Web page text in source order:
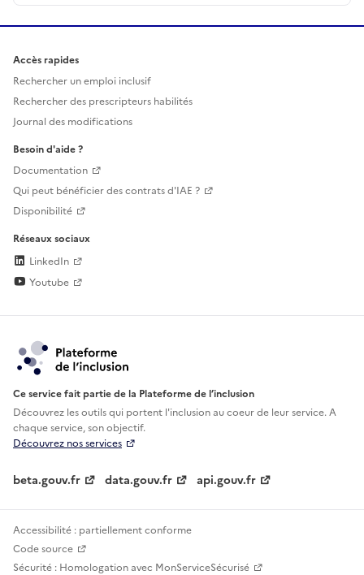
Accès rapides
Rechercher un emploi inclusif
Rechercher des prescripteurs habilités
Journal des modifications
Besoin d'aide ?
Documentation
Qui peut bénéficier des contrats d'IAE ?
Disponibilité
Réseaux sociaux
LinkedIn
Youtube
Ce service fait partie de la Plateforme de l’inclusion
Découvrez les outils qui portent l'inclusion aucoeur de leur service. A
chaque service, son objectif.
Découvrez nos services
beta.gouv.fr data.gouv.fr api.gouv.fr
Accessibilité : partiellement conforme
Code source
Sécurité : Homologation avec MonServiceSécurisé